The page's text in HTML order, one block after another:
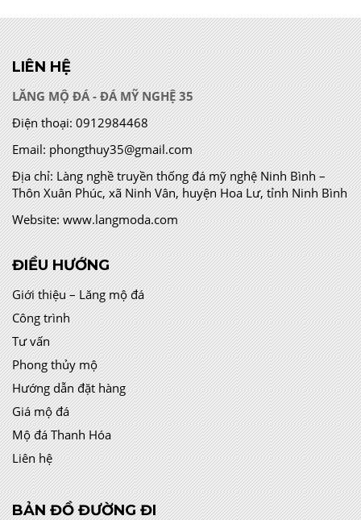
LIÊN HỆ
LĂNG MỘ ĐÁ - ĐÁ MỸ NGHỆ 35
Điện thoại: 0912984468
Email: phongthuy35@gmail.com
Địa chỉ:Làng nghề truyền thống đá mỹ nghệ Ninh Bình –
Thôn Xuân Phúc, xã Ninh Vân, huyện Hoa Lư, tỉnh Ninh Bình
Website: www.langmoda.com
ĐIỀU HƯỚNG
Giới thiệu – Lăng mộ đá
Công trình
Tư vấn
Phong thủy mộ
Hướng dẫn đặt hàng
Giá mộ đá
Mộ đá Thanh Hóa
Liên hệ
BẢN ĐỒ ĐƯỜNG ĐI